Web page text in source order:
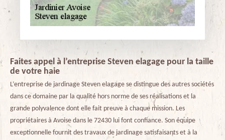
Faites appel à l’entreprise Steven elagage pour la taille
de votre haie
L’entreprise de jardinage Steven elagage se distingue des autres sociétés
dans ce domaine par la qualité hors norme de ses réalisations et la
grande polyvalence dont elle fait preuve à chaque mission. Les
propriétaires à Avoise dans le 72430 lui font confiance. Son équipe
exceptionnelle fournit des travaux de jardinage satisfaisants et à la